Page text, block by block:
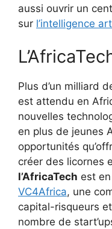
aussi ouvrir un
sur l’intelligence
Plus d’un milliard
est attendu en
nouvelles
en plus de jeunes
opportunités
créer des licornes
l’AfricaTech est
VC4Africa, une
capital-risqueurs
nombre de